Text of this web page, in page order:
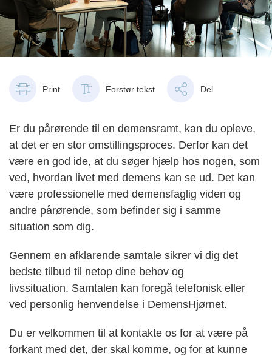
Print Forstør tekst Del
Er du pårørende til en demensramt, kan du opleve,
at det er en stor omstillingsproces. Derfor kan det
være en god ide, at du søger hjælp hos nogen, som
ved, hvordan livet med demens kan se ud. Det kan
være professionelle med demensfaglig viden og
andre pårørende, som befinder sig i samme
situation som dig.
Gennem en afklarende samtale sikrer vi dig det
bedste tilbud til netop dine behov og
livssituation. Samtalen kan foregå telefonisk eller
ved personlig henvendelse i DemensHjørnet.
Du er velkommen til at kontakte os for at være på
forkant med det, der skal komme, og for at kunne